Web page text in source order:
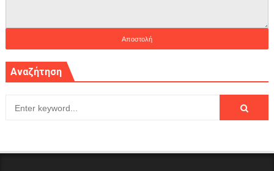
Αναζήτηση